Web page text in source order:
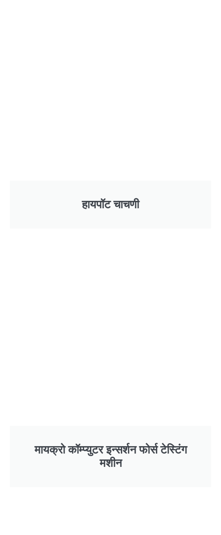
हायपॉट चाचणी
मायक्रो कॉम्प्युटर इन्सर्शन फोर्स टेस्टिंग
मशीन